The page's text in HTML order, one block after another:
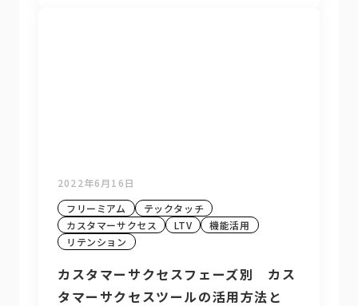
2022年6月16日
フリーミアム
テックタッチ
カスタマーサクセス
LTV
機能活用
リテンション
カスタマーサクセスフェーズ別 カス
タマーサクセスツールの活用方法と